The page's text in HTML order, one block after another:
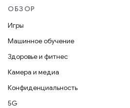
ОБЗОР
Игры
Машинное обучение
Здоровье и фитнес
Камера и медиа
Конфиденциальность
5G